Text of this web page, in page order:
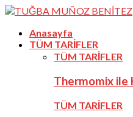
Anasayfa
TÜM TARİFLER
TÜM TARİFLER
Thermomix ile
TÜM TARİFLER